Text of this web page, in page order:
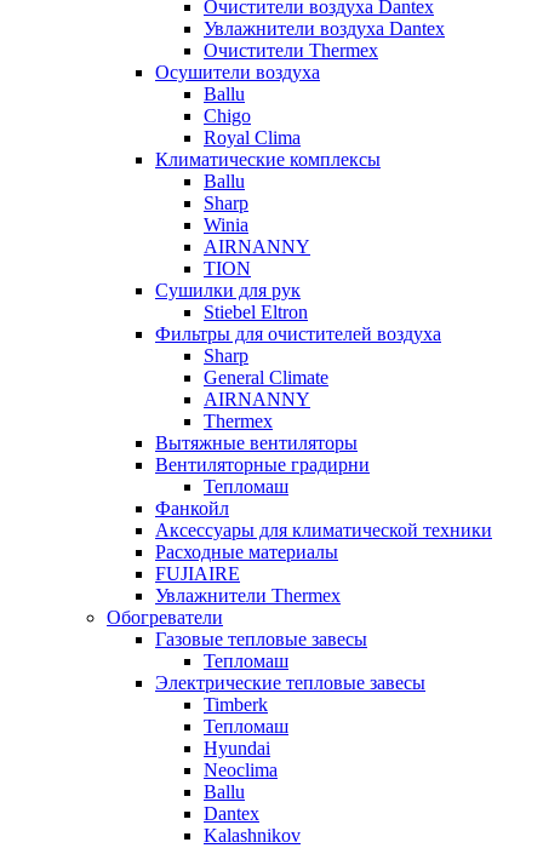
Очистители воздуха Dantex
Увлажнители воздуха Dantex
Очистители Thermex
Осушители воздуха
Ballu
Chigo
Royal Clima
Климатические комплексы
Ballu
Sharp
Winia
AIRNANNY
TION
Сушилки для рук
Stiebel Eltron
Фильтры для очистителей воздуха
Sharp
General Climate
AIRNANNY
Thermex
Вытяжные вентиляторы
Вентиляторные градирни
Тепломаш
Фанкойл
Аксессуары для климатической техники
Расходные материалы
FUJIAIRE
Увлажнители Thermex
Обогреватели
Газовые тепловые завесы
Тепломаш
Электрические тепловые завесы
Timberk
Тепломаш
Hyundai
Neoclima
Ballu
Dantex
Kalashnikov